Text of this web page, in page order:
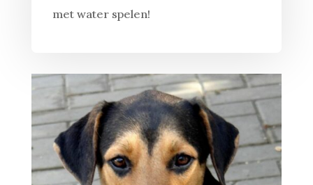
met water spelen!